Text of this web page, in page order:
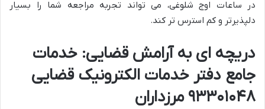
در ساعات اوج شلوغی، می تواند تجربه مراجعه شما را بسیار
دلپذیرتر و کم استرس تر کند.
دریچه ای به آرامش قضایی: خدمات
جامع دفتر خدمات الکترونیک قضایی
۹۳۳۰۱۰۴۸ مرزداران